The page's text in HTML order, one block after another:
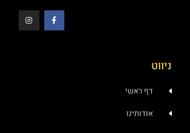
ניווט
דף ראשי
אודותינו